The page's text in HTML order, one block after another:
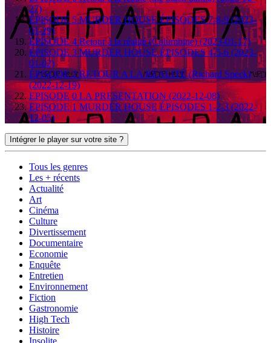
27)
ÉPISODE 5 MURDER HOUSE ÉPISODES 7-8-9 (2023-
01-29)
ÉPISODE 4 Retour à la réalité (Columbine) (2023-01-17)
ÉPISODE 3 MURDER HOUSE ÉPISODES 4-5-6 (2023-
01-02)
ÉPISODE 2 RETOUR A LA RÉALITÉ (Richard Speck)
(2022-12-19)
EPISODE 0 LA PRESENTATION (2022-12-08)
EPISODE 1 MURDER HOUSE ÉPISODES 1-2-3 (2022-
12-05)
Intégrer le player sur votre site ?
Tous les genres
Les + récents
Actualité
Art
Cinéma
Culture
Divertissement
Documentaire
Economie
Enquête
Entretien
Environnement
Fiction
Gastronomie
High Tech
Histoire
Insolite